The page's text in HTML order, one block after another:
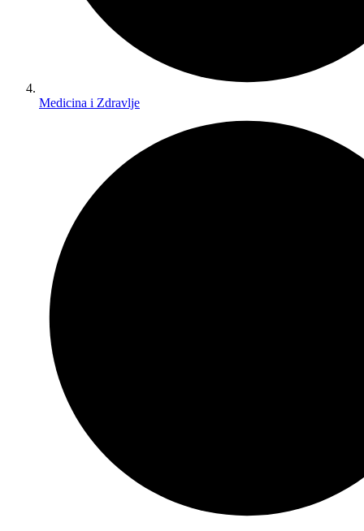
Medicina i Zdravlje